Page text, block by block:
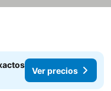
Ver precios